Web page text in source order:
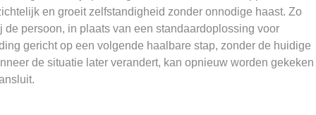
en groeit zelfstandigheid zonder onnodige haast. Zo
de persoon, in plaats van een standaardoplossing voor
gericht op een volgende haalbare stap, zonder de huidige
de situatie later verandert, kan opnieuw worden gekeken